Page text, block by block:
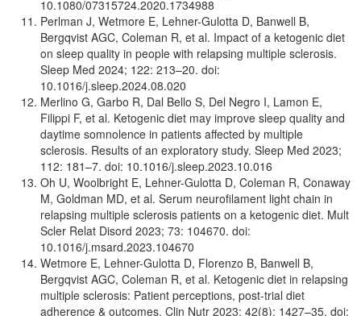
10.1080/07315724.2020.1734988
Perlman J, Wetmore E, Lehner-Gulotta D, Banwell B,
Bergqvist AGC, Coleman R, et al. Impact of a ketogenic diet
on sleep quality in people with relapsing multiple sclerosis.
Sleep Med 2024; 122: 213–20. doi:
10.1016/j.sleep.2024.08.020
Merlino G, Garbo R, Dal Bello S, Del Negro I, Lamon E,
Filippi F, et al. Ketogenic diet may improve sleep quality and
daytime somnolence in patients affected by multiple
sclerosis. Results of an exploratory study. Sleep Med 2023;
112: 181–7. doi: 10.1016/j.sleep.2023.10.016
Oh U, Woolbright E, Lehner-Gulotta D, Coleman R, Conaway
M, Goldman MD, et al. Serum neurofilament light chain in
relapsing multiple sclerosis patients on a ketogenic diet. Mult
Scler Relat Disord 2023; 73: 104670. doi:
10.1016/j.msard.2023.104670
Wetmore E, Lehner-Gulotta D, Florenzo B, Banwell B,
Bergqvist AGC, Coleman R, et al. Ketogenic diet in relapsing
multiple sclerosis: Patient perceptions, post-trial diet
adherence & outcomes. Clin Nutr 2023; 42(8): 1427–35. doi: